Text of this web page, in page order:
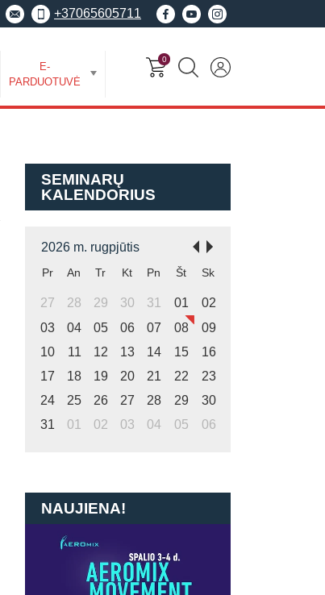
+37065605711
E-
PARDUOTUVĖ
0
SEMINARŲ
KALENDORIUS
2026 m. rugpjūtis
Pr An Tr Kt Pn Št Sk
27 28 29 30 31 01
02
03
04 05 06 07 08
09
10
11 12 13 14 15
16
17
18 19 20 21 22
23
24
25 26 27 28 29
30
31
01 02 03 04 05 06
NAUJIENA!